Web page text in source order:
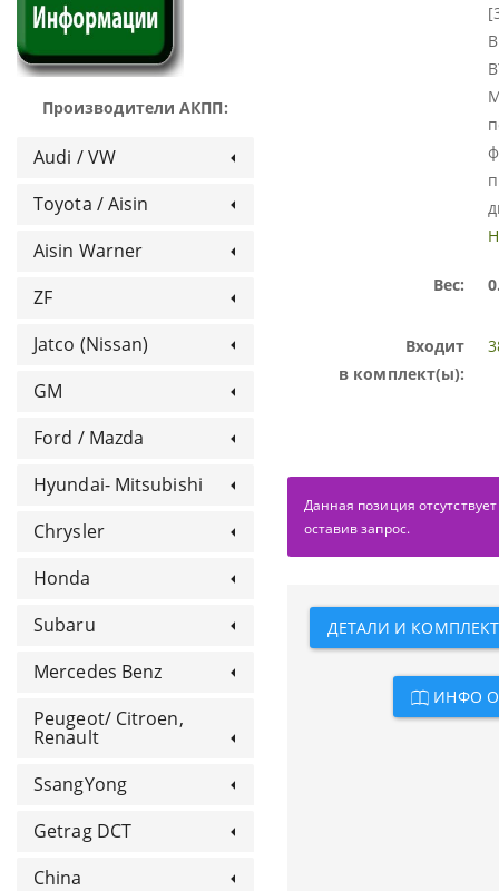
Производители АКПП:
Audi / VW
Toyota / Aisin
Aisin Warner
ZF
Jatco (Nissan)
GM
Ford / Mazda
Hyundai- Mitsubishi
Chrysler
Honda
Subaru
Mercedes Benz
Peugeot/ Citroen,
Renault
SsangYong
Getrag DCT
China
Вес:
Входит
в комплект(ы):
Данная позиция
оставив запрос.
ДЕТАЛИ И
ИНФО